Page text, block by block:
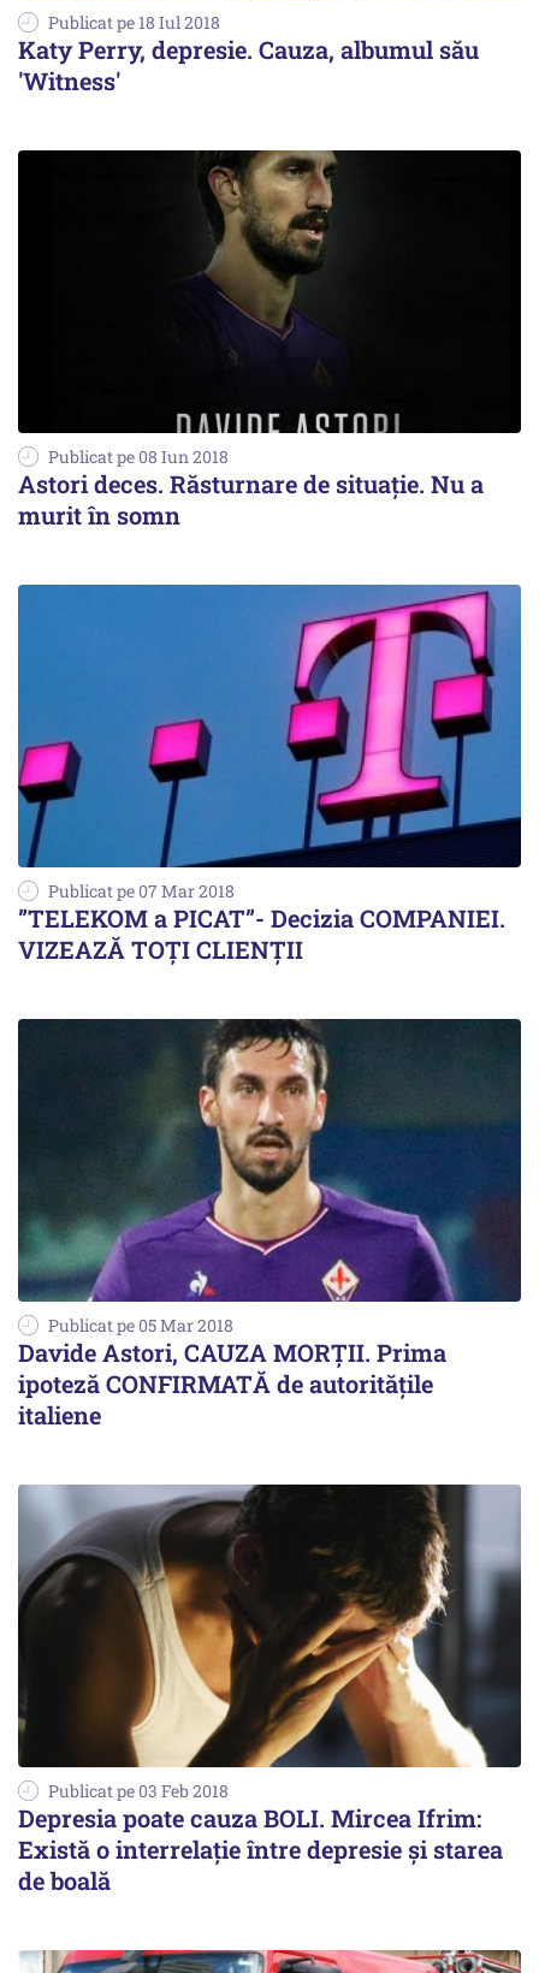
Publicat pe 18 Iul 2018
Katy Perry, depresie. Cauza, albumul său
'Witness'
Publicat pe 08 Iun 2018
Astori deces. Răsturnare de situație. Nu a
murit în somn
Publicat pe 07 Mar 2018
”TELEKOM a PICAT”- Decizia COMPANIEI.
VIZEAZĂ TOȚI CLIENȚII
Publicat pe 05 Mar 2018
Davide Astori, CAUZA MORȚII. Prima
ipoteză CONFIRMATĂ de autoritățile
italiene
Publicat pe 03 Feb 2018
Depresia poate cauza BOLI. Mircea Ifrim:
Există o interrelație între depresie și starea
de boală